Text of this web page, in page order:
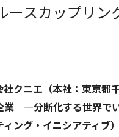
ースカップリン
クニエ（本社：東京
業 ―分断化する世界で
ング・イニシアティブ